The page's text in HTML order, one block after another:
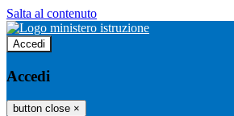
Salta al contenuto
Accedi
Accedi
button close ×